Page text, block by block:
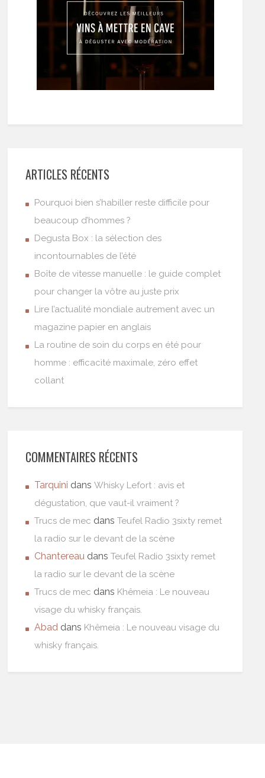
ARTICLES RÉCENTS
Pourquoi bien s’habiller reste difficile pour
beaucoup d’hommes ?
Degusta Box : la sélection des
incontournables de l’été
Boîte de vitesse manuelle : le guide complet
pour changer la vôtre au juste prix
Lire l’actualité mondiale autrement avec un
magazine papier en anglais
La routine de soin du corps en été pour
homme : efficacité maximale, zéro effet
collant
COMMENTAIRES RÉCENTS
Tarquini dansWhisky Lefort : avis et
dégustation, que vaut-il vraiment ?
Trucs de mec dansTeufel Radio 3sixty remet
la radio sur le devant de la scène
Chantereau dansTeufel Radio 3sixty remet
la radio sur le devant de la scène
Trucs de mec dans Khêmeia : Le nouveau
visage du whisky français.
Abad dans Khêmeia : Le nouveau visage du
whisky français.